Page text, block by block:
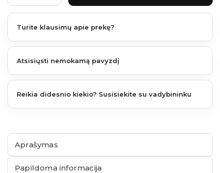
Turite klausimų apie prekę?
Atsisiųsti nemokamą pavyzdį
Reikia didesnio kiekio? Susisiekite su vadybininku
Aprašymas
Papildoma informacija